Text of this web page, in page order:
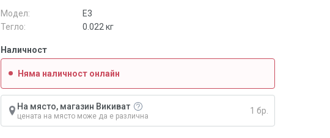
Модел:
E3
Тегло:
0.022 кг
Наличност
Няма наличност онлайн
На място, магазин Викиват
цената на място може да е различна
1 бр.